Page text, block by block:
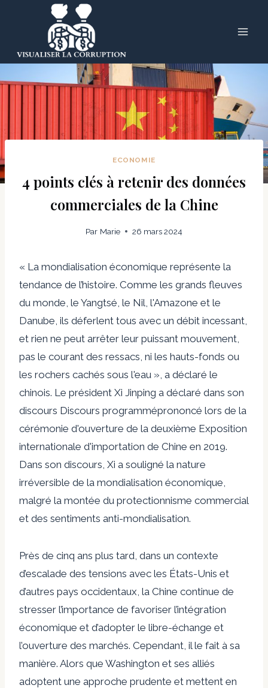
ECONOMIE
4 points clés à retenir des données
commerciales de la Chine
Par Marie 26 mars 2024
« La mondialisation économique représente la
tendance de l’histoire. Comme les grands fleuves
du monde, le Yangtsé, le Nil, l'Amazone et le
Danube, ils déferlent tous avec un débit incessant,
et rien ne peut arrêter leur puissant mouvement,
pas le courant des ressacs, ni les hauts-fonds ou
les rochers cachés sous l'eau », a déclaré le
chinois. Le président Xi Jinping a déclaré dans son
discours Discours programméprononcé lors de la
cérémonie d'ouverture de la deuxième Exposition
internationale d'importation de Chine en 2019.
Dans son discours, Xi a souligné la nature
irréversible de la mondialisation économique,
malgré la montée du protectionnisme commercial
et des sentiments anti-mondialisation.
Près de cinq ans plus tard, dans un contexte
d’escalade des tensions avec les États-Unis et
d’autres pays occidentaux, la Chine continue de
stresser l’importance de favoriser l’intégration
économique et d’adopter le libre-échange et
l’ouverture des marchés. Cependant, il le fait à sa
manière. Alors que Washington et ses alliés
adoptent une approche prudente et mettent en